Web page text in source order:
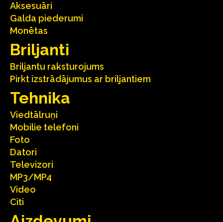
Aksesuāri
Galda piederumi
Monētas
Briljanti
Briljantu raksturojums
Pirkt izstrādājumus ar briljantiem
Tehnika
Viedtālruņi
Mobilie telefoni
Foto
Datori
Televizori
MP3/MP4
Video
Citi